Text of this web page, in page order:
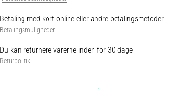
Betaling med kort online eller andre betalingsmetoder
Betalingsmuligheder
Du kan returnere varerne inden for 30 dage
Returpolitik